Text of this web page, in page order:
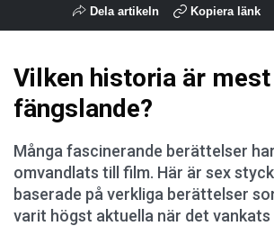
Dela artikeln Kopiera länk
Vilken historia är mest
fängslande?
Många fascinerande berättelser
omvandlats till film. Här är sex
baserade på verkliga berättelser
varit högst aktuella när det vankats